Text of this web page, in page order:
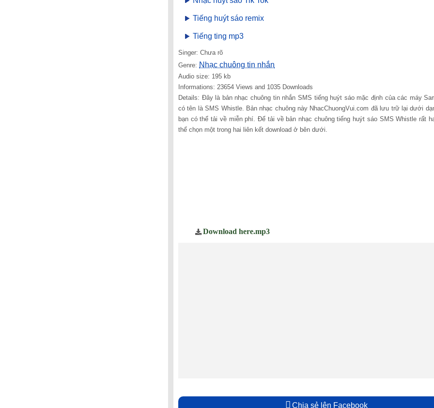
Tiếng huýt sáo remix
Tiếng ting mp3
Singer: Chưa rõ
Genre: Nhạc chuông tin nhắn
Audio size: 195 kb
Informations: 23654 Views and 1035 Downloads
Details: Đây là bản nhạc chuông tin nhắn SMS tiếng huýt sáo mặc định của các máy
có tên là SMS Whistle. Bản nhạc chuông này NhacChuongVui.com đã lưu trữ lại dưới
bạn có thể tải về miễn phí. Để tải về bản nhạc chuông tiếng huýt sáo SMS Whistle rất
thể chọn một trong hai liên kết download ở bên dưới.
Download here.mp3
Chia sẻ lên Facebook